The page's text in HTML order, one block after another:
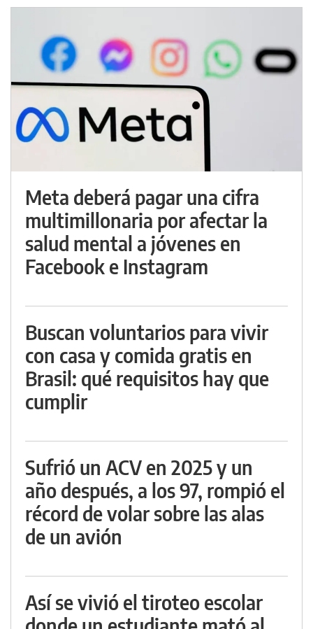
Meta deberá pagar una cifra
multimillonaria por afectar la
salud mental a jóvenes en
Facebook e Instagram
Buscan voluntarios para vivir
con casa y comida gratis en
Brasil: qué requisitos hay que
cumplir
Sufrió un ACV en 2025 y un
año después, a los 97, rompió el
récord de volar sobre las alas
de un avión
Así se vivió el tiroteo escolar